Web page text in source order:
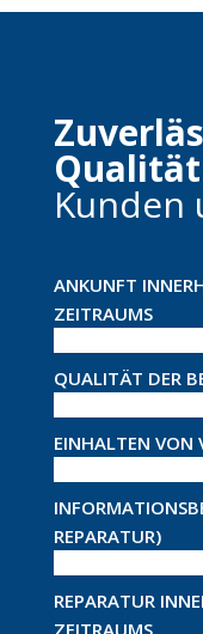
Kunden
ANKUNFT
ZEITRAUMS
QUALITÄT DER
EINHALTEN VON
REPARATUR)
REPARATUR
ZEITRAUMS